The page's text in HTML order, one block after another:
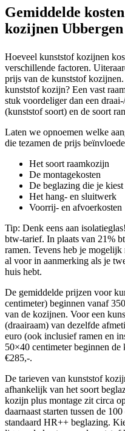
Gemiddelde
kozijnen Ubbergen
Hoeveel kunststof kozijnen
verschillende factoren.
prijs van de kunststof
kunststof kozijn? Een vast
stuk voordeliger dan een
(kunststof soort) en de soort
Laten we opnoemen welke
die tezamen de prijs
Het soort raamkozijn
De montagekosten
De beglazing die je kiest
Het hang- en sluitwerk
Voorrij- en afvoerkosten
Tip: Denk eens aan
btw-tarief. In plaats van 21%
ramen. Tevens heb je
al voor in aanmerking als je
huis hebt.
De gemiddelde prijzen voor
centimeter) beginnen vanaf
van de kozijnen. Voor een
(draairaam) van dezelfde
euro (ook inclusief ramen en
50×40 centimeter beginnen
€285,-.
De tarieven van kunststof
afhankelijk van het soort
kozijn plus montage zit circa
daarnaast starten tussen de
standaard HR++ beglazing.